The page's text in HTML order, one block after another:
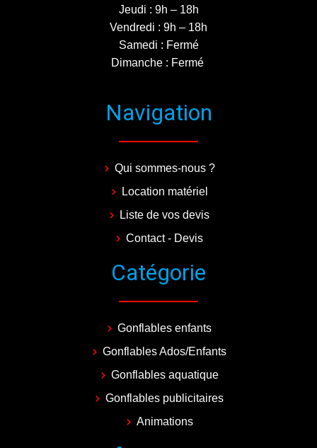
Jeudi : 9h – 18h
Vendredi : 9h – 18h
Samedi : Fermé
Dimanche : Fermé
Navigation
Qui sommes-nous ?
Location matériel
Liste de vos devis
Contact - Devis
Catégorie
Gonflables enfants
Gonflables Ados/Enfants
Gonflables aquatique
Gonflables publicitaires
Animations